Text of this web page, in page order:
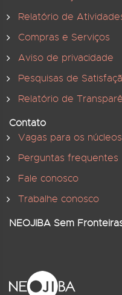
Relatório de
Compras e Serviços
Aviso de privacidade
Pesquisas de
Relatório de
Contato
Vagas para os núcleos
Perguntas frequentes
Fale conosco
Trabalhe conosco
NEOJIBA Sem